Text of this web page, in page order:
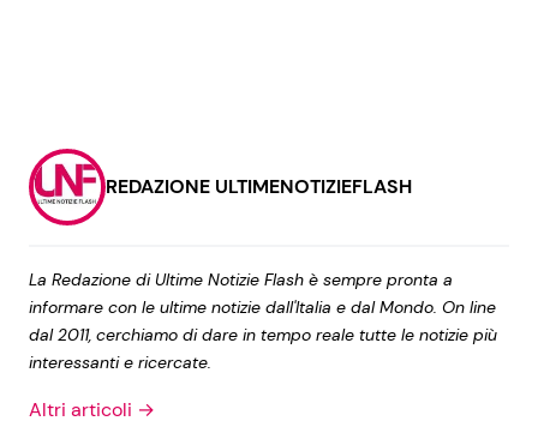
REDAZIONE ULTIMENOTIZIEFLASH
La Redazione di Ultime Notizie Flash è sempre pronta a
informare con le ultime notizie dall'Italia e dal Mondo. On line
dal 2011, cerchiamo di dare in tempo reale tutte le notizie più
interessanti e ricercate.
Altri articoli →